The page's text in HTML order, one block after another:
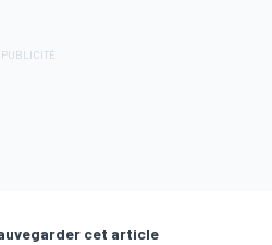
cet article